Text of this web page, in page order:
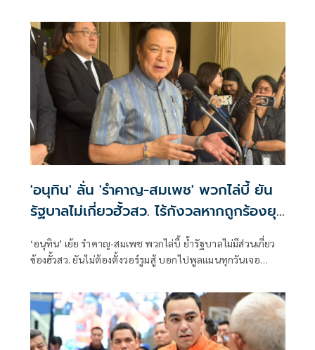
'อนุทิน' ลั่น 'รำคาญ-สมเพช' พวกไล่บี้ ยัน
รัฐบาลไม่เกี่ยวฮั้วสว. ไร้กังวลหากถูกร้องยุบ
‘อนุทิน’ เย้ย รำคาญ-สมเพช พวกไล่บี้ ย้ำรัฐบาลไม่มีส่วนเกี่ยว
ข้องฮั้วสว. ยันไม่ต้องตั้งวอร์รูมสู้ บอกไปพูลแมนทุกวันเจอ